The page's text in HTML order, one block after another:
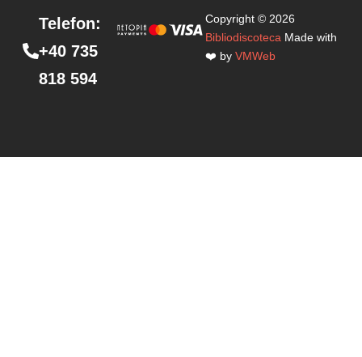
Copyright © 2026
Bibliodiscoteca Made with
❤️ byVMWeb
Telefon:
+40 735
818 594